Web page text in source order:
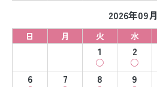
2026年09月
日 月 火 水
1 2
6
7 8 9